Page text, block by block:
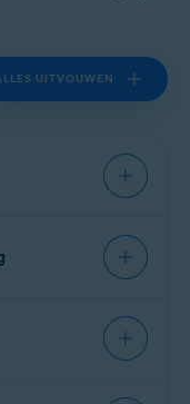
UITVOUWEN
die u bezoekt